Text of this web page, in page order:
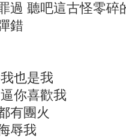
過 聽吧這古怪零碎
錯
也是我
你喜歡我
有團火
辱我